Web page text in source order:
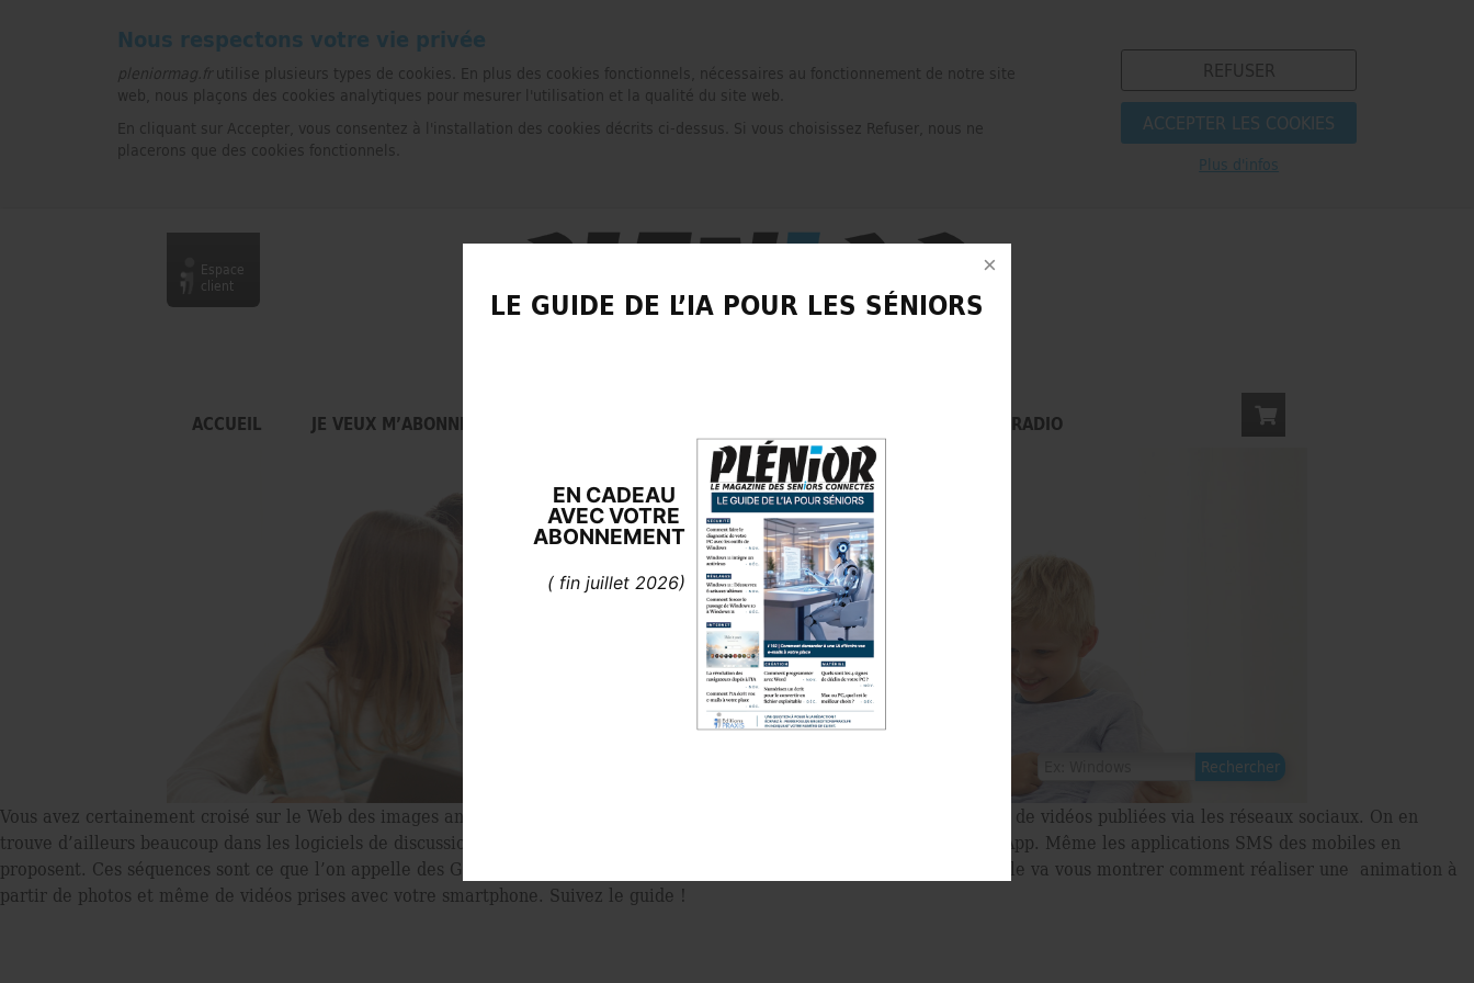
Nous respectons votre vie privée
pleniormag.fr utilise plusieurs types de cookies. En plus des cookies fonctionnels, nécessaires au fonctionnement de notre site
web, nous plaçons des cookies analytiques pour mesurer l'utilisation et la qualité du site web.
En cliquant sur Accepter, vous consentez à l'installation des cookies décrits ci-dessus. Si vous choisissez Refuser, nous ne
placerons que des cookies fonctionnels.
ACCEPTER LES COOKIES
REFUSER
Plus d'infos
ACCUEIL JE VEUX M’ABONNER PRESSE & RADIO
Espace
client
Vous avez certainement croisé sur le Web des images animées. Souvent amusantes, elles sont parfois extraites de ﬁ lms ou de vidéos publiées via les réseaux sociaux. On en
trouve d’ailleurs beaucoup dans les logiciels de discussion des réseaux sociaux, comme Messenger de Facebook, ou WhatsApp. Même les applications SMS des mobiles en
proposent. Ces séquences sont ce que l’on appelle des Gif animés. Au lieu de vous aider à en dénicher sur le Web, cet article va vous montrer comment réaliser une animation à
partir de photos et même de vidéos prises avec votre smartphone. Suivez le guide !
LE GUIDE DE L’IA POUR LES SÉNIORS
EN CADEAU
AVECVOTRE
ABONNEMENT
( fin juillet 2026)